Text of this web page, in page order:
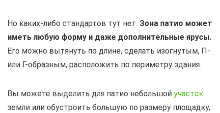
Но каких-либо стандартов тут нет. Зона патио может
иметь любую форму и даже дополнительные ярусы.
Его можно вытянуть по длине, сделать изогнутым, П-
или Г-образным, расположить по периметру здания.
Вы можете выделить для патио небольшой участок
земли или обустроить большую по размеру площадку,